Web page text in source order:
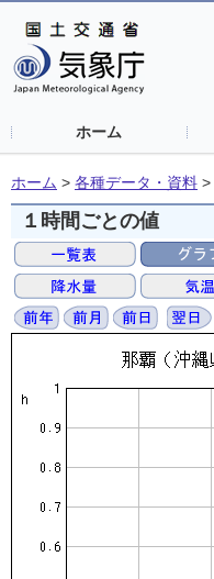
ホーム
ホーム > 各種データ・資料 >
１時間ごとの値